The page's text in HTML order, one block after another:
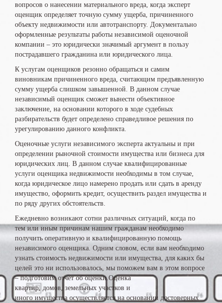
вопросов о нанесении материального вреда, когда эксперт
оценщик определяет точную сумму ущерба, причиненного
объекту недвижимости или автотранспорту. Документально
оформленные результаты работы независимой оценочной
компании – это юридически значимый аргумент в пользу
пострадавшего гражданина или юридического лица.
К услугам оценщиков резонно обращаться и самим
виновникам причиненного вреда, считающим предъявленную
сумму ущерба слишком завышенной. В данном случае
независимый оценщик сможет вынести объективное
заключение, на основании которого в ходе судебных
разбирательств будет определено справедливое решения по
урегулированию данного конфликта.
Оценочные услуги независимого эксперта актуальны и при
определении рыночной стоимости имущества или бизнеса для
юридических лиц. В данном случае квалифицированные
услуги оценщика недвижимости необходимы в том случае,
когда юридическое лицо намерено продать или сдать в аренду
имущество, оформить кредит, осуществить раздел имущества и
по ряду других обстоятельств.
Ежедневно возникают сотни различных ситуаций, когда по
тем или иным причинам нашим гражданам необходимо
получить оперативную и квалифицированную помощь
независимого оценщика. Одним словом, если вам необходимо
узнать стоимость недвижимости или имущества, для каких бы
целей это ни использовалось, мы поможем вам в этом вопросе
– подготовим отчет об оценки.Оценка
квартир, домов, земельных участков и
иного имущества осуществляется на основании достоверных